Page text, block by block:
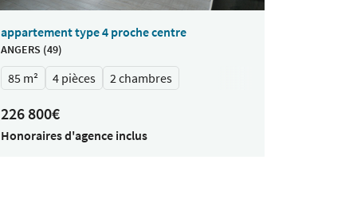
appartement type 4 proche centre
ANGERS (49)
85 m² 4 pièces 2 chambres
226 800€
Honoraires d'agence inclus